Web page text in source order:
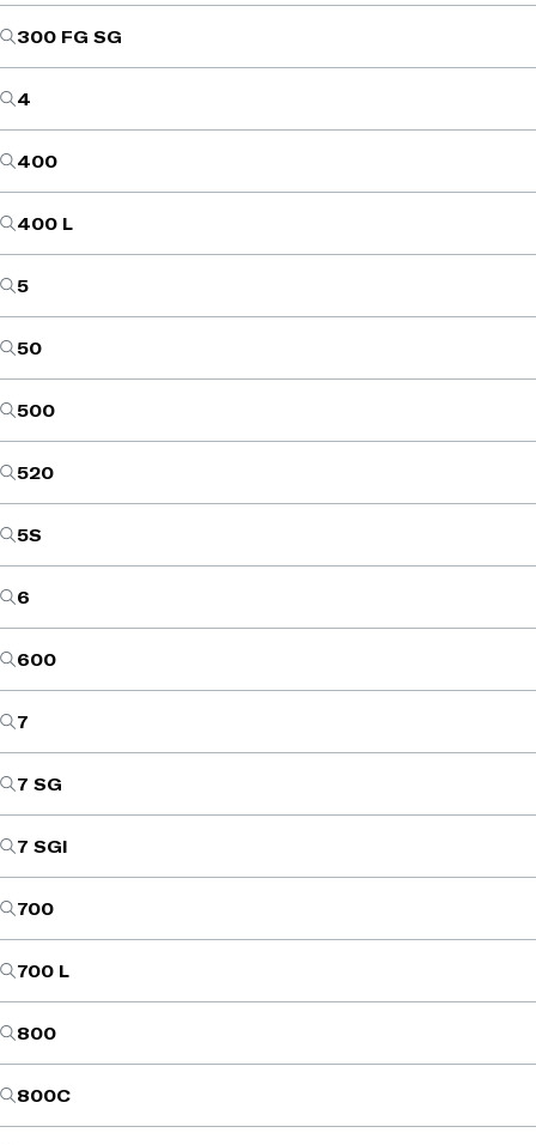
300 FG SG
4
400
400 L
5
50
500
520
5S
6
600
7
7 SG
7 SGI
700
700 L
800
800C